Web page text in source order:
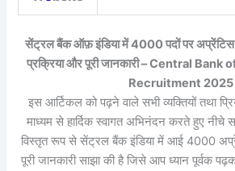
सेंट्रल बैंक ऑफ़ इंडिया में 4000 पदों पर अप्रेंटिस
प्रक्रिया और पूरी जानकारी – Central
Recruitment 2025
इस आर्टिकल को पढ़ने वाले सभी व्यक्तियों तथा
माध्यम से हार्दिक स्वागत अभिनंदन करते हुए नीचे
विस्तृत रूप से सेंट्रल बैंक इंडिया में आई 4000
पूरी जानकारी साझा की है जिसे आप ध्यान पूर्वक